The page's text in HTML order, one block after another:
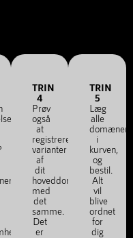
TRIN
4
Prøv
også
at
registrere
varianter
af
dit
hoveddomæne
med
det
samme.
Det
er
TRIN
5
Læg
alle
i
kurven,
og
bestil.
Alt
vil
blive
ordnet
for
dig